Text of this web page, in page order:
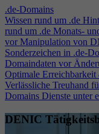
.de-Domains
Wissen rund um .de
rund um .de Monats-
vor Manipulation von
Sonderzeichen in .de-
Domaindaten vor
Optimale
Verlässliche Treuhand
Domains Dienste unter
DENIC